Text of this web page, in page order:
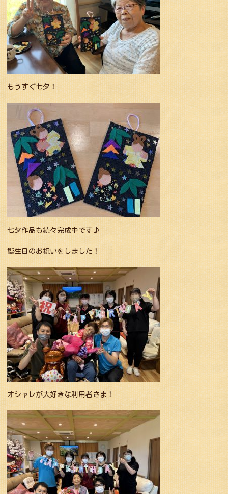
もうすぐ七夕！
七夕作品も続々完成中です♪
誕生日のお祝いをしました！
オシャレが大好きな利用者さま！